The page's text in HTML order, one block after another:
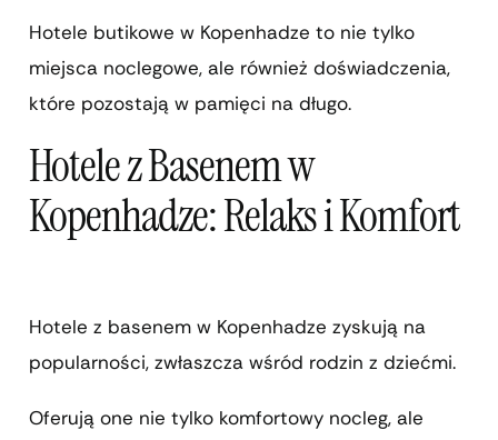
Hotele butikowe w Kopenhadze to nie tylko
miejsca noclegowe, ale również doświadczenia,
które pozostają w pamięci na długo.
Hotele z Basenem w
Kopenhadze: Relaks i Komfort
Hotele z basenem w Kopenhadze zyskują na
popularności, zwłaszcza wśród rodzin z dziećmi.
Oferują one nie tylko komfortowy nocleg, ale